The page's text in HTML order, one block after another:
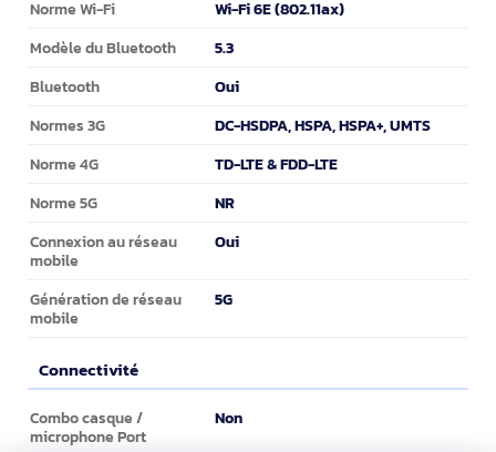
Norme Wi-Fi Wi-Fi 6E (802.11ax)
Modèle du Bluetooth 5.3
Bluetooth Oui
Normes 3G DC-HSDPA, HSPA, HSPA+, UMTS
Norme 4G TD-LTE & FDD-LTE
Norme 5G NR
Connexion au réseau
mobile
Oui
Génération de réseau
mobile
5G
Connectivité
Connectivité
Combo casque /
microphone Port
Non